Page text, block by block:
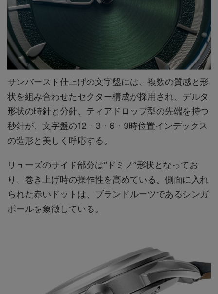
サンバースト仕上げの文字盤には、複数の質感と形
状を組み合わせたセクター構成が採用され、デルタ
形状の時針と分針、ティアドロップ型の先端を持つ
秒針が、文字盤の12・3・6・9時位置インデックス
の造形と美しく呼応する。
リューズのサイド部分は“ドミノ”形状となってお
り、巻き上げ時の操作性を高めている。側面に入れ
られた赤いドットは、ブランドルーツであるシンガ
ポールを象徴している。